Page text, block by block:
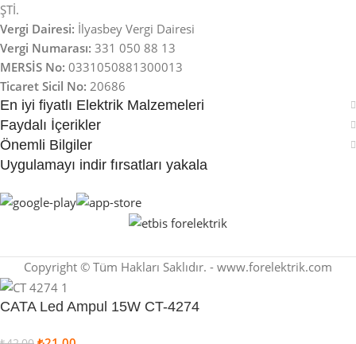
ŞTİ.
Vergi Dairesi: İlyasbey Vergi Dairesi
Vergi Numarası: 331 050 88 13
MERSİS No: 0331050881300013
Ticaret Sicil No: 20686
En iyi fiyatlı Elektrik Malzemeleri
Faydalı İçerikler
Önemli Bilgiler
Uygulamayı indir fırsatları yakala
Copyright © Tüm Hakları Saklıdır. - www.forelektrik.com
CATA Led Ampul 15W CT-4274